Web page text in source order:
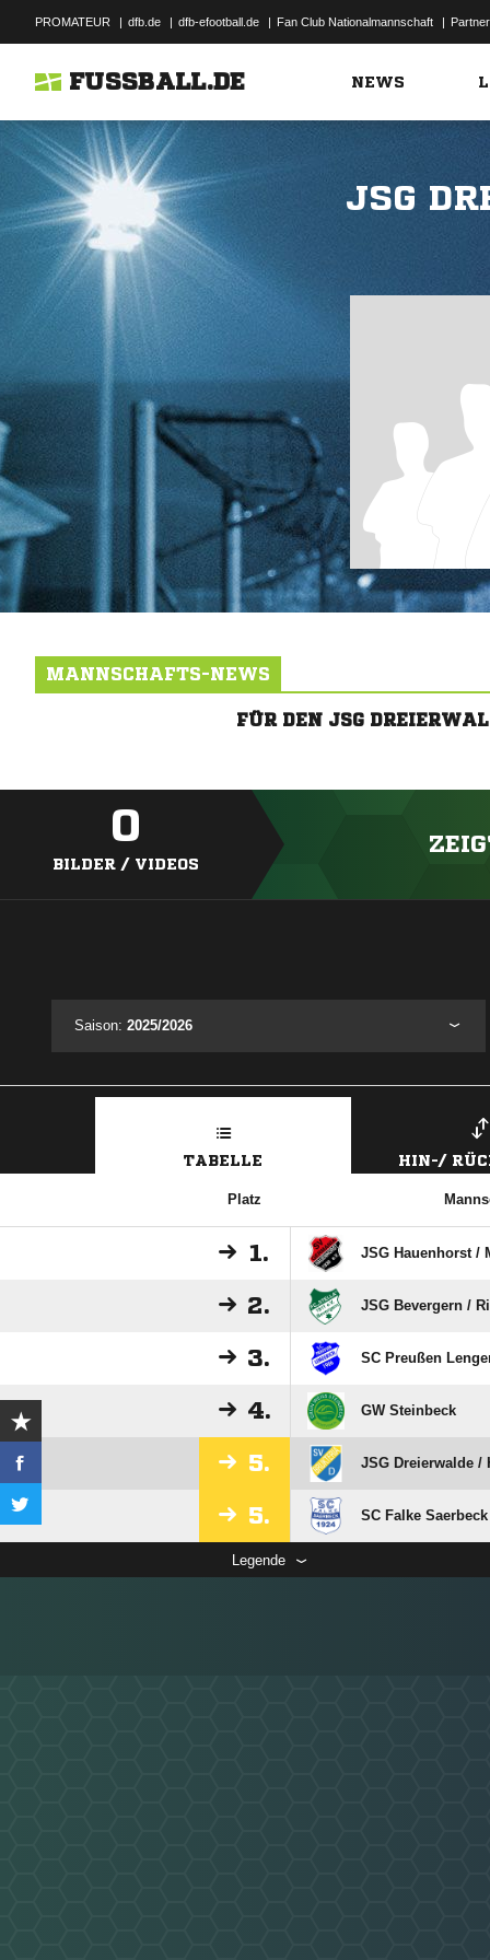
PROMATEUR | dfb.de | dfb-efootball.de | Fan Club Nationalmannschaft | Partner
FUSSBALL.DE NEWS
JSG
MANNSCHAFTS-NEWS
FÜR DEN JSG
0
BILDER / VIDEOS
Saison: 2025/2026
TABELLE HIN-/
Platz
1. JSG Hauenhorst /​
2. JSG Bevergern /​
3. SC Preußen
4. GW Steinbeck
5. JSG Dreierwalde /​
5. SC Falke
Legende